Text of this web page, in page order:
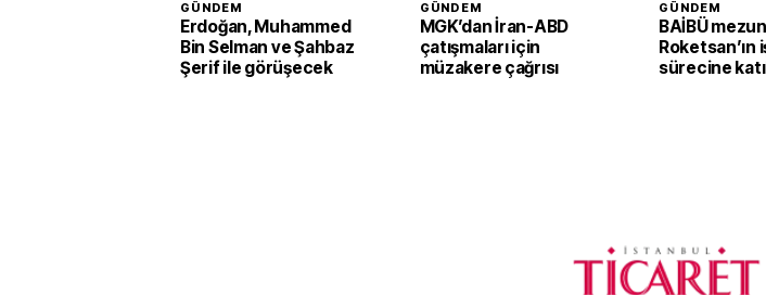
GÜNDEM
Erdoğan, Muhammed
Bin Selman ve Şahbaz
Şerif ile görüşecek
GÜNDEM
MGK’dan İran-ABD
çatışmaları için
müzakere çağrısı
GÜNDEM
BAİBÜ
Roketsan’ın
sürecine